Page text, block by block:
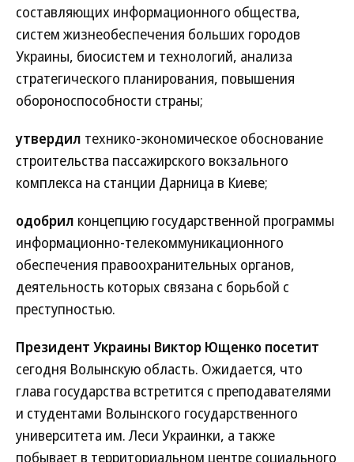
составляющих информационного общества,
систем жизнеобеспечения больших городов
Украины, биосистем и технологий, анализа
стратегического планирования, повышения
обороноспособности страны;
утвердил технико-экономическое обоснование
строительства пассажирского вокзального
комплекса на станции Дарница в Киеве;
одобрил концепцию государственной программы
информационно-телекоммуникационного
обеспечения правоохранительных органов,
деятельность которых связана с борьбой с
преступностью.
Президент Украины Виктор Ющенко посетит
сегодня Волынскую область. Ожидается, что
глава государства встретится с преподавателями
и студентами Волынского государственного
университета им. Леси Украинки, а также
побывает в территориальном центре социального